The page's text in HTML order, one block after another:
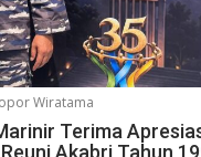
Wiratama
Terima
Akabri Tahun